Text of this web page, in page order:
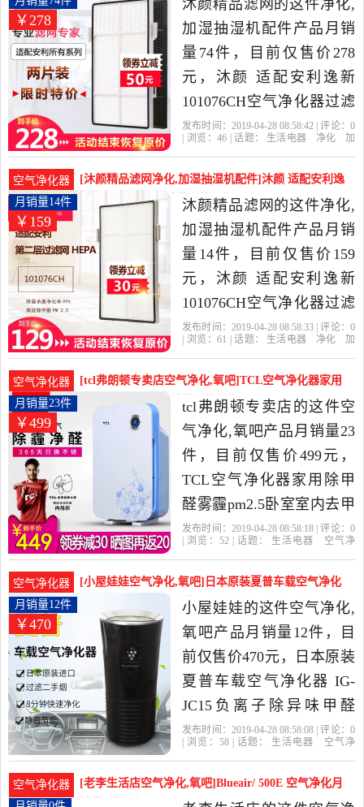
￥278
沐颜精品滤网的这件净化,
加湿抽湿机配件产品月销
量74件，目前仅售价278
元，沐颜 适配安利逸新
101076CH空气净化器过滤
网滤芯HEPA活性炭套装是
生活电器当中性价比很高
的净化,加湿抽湿机配件，
由北京发货。
发布时间：2019-04-28 08:58:42 | 评论： 0
| 浏览：46 | 话题： 生活电器 净化
加
空气净化器
[沐颜精品滤网净化,加湿抽湿机配件]沐颜 适配安利逸
新101076CH空月销量14件仅售159元
￥159
月销量14件
沐颜精品滤网的这件净化,
加湿抽湿机配件产品月销
量14件，目前仅售价159
元，沐颜 适配安利逸新
101076CH空气净化器过滤
网滤芯HEPA层是2019年沐
当中性价比很高的净化,加
湿抽湿机配件，由北京发
货。
发布时间：2019-04-28 08:58:33 | 评论： 0
| 浏览：61 | 话题： 生活电器 净化
加
空气净化器
[tcl弗朗顿专卖店空气净化,氧吧]TCL空气净化器家用
除甲醛雾霾pm2月销量23件仅售499元
￥499
月销量23件
tcl弗朗顿专卖店的这件空
气净化,氧吧产品月销量23
件，目前仅售价499元，
TCL空气净化器家用除甲
醛雾霾pm2.5卧室室内去甲
醛负离子除烟除尘是2019
活电器当中性价比很高的
空气净化,氧吧，由广东 佛
山发货。
发布时间：2019-04-28 08:58:18 | 评论： 0
| 浏览： 52| 话题： 生活电器
空气净
空气净化器
[小屋娃娃空气净化,氧吧]日本原装夏普车载空气净化
器 IG-J月销量12件仅售470元
￥470
月销量12件
小屋娃娃的这件空气净化,
氧吧产品月销量12件，目
前仅售价470元，日本原装
夏普车载空气净化器 IG-
JC15负离子除异味甲醛
PM2.5现货是2019年小屋娃
比很高的空气净化,氧吧，
由天津发货。
发布时间：2019-04-28 08:58:08 | 评论： 0
| 浏览： 58| 话题： 生活电器
空气净
空气净化器
[老李生活店空气净化,氧吧]Blueair/ 500E 空气净化月
销量0件仅售16976.62元